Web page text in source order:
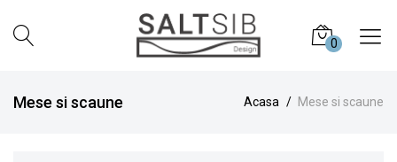
0
Mese si scaune Acasa Mese si scaune